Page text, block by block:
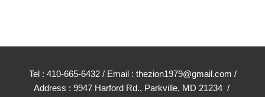
Tel : 410-665-6432 / Email : thezion1979@gmail.com /
Address : 9947 Harford Rd., Parkville, MD 21234 /